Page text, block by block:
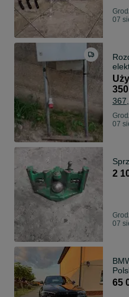
07
350
07
2
07
65